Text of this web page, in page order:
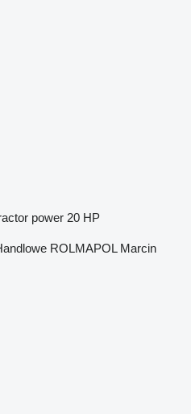
power 20 HP
ROLMAPOL Marcin